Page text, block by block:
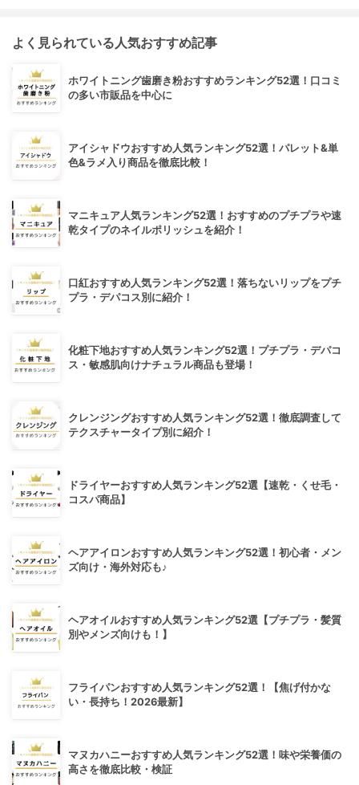
よく見られている人気おすすめ記事
ホワイトニング歯磨き粉おすすめランキング52選！口コミ
の多い市販品を中心に
アイシャドウおすすめ人気ランキング52選！パレット&単
色&ラメ入り商品を徹底比較！
マニキュア人気ランキング52選！おすすめのプチプラや速
乾タイプのネイルポリッシュを紹介！
口紅おすすめ人気ランキング52選！落ちないリップをプチ
プラ・デパコス別に紹介！
化粧下地おすすめ人気ランキング52選！プチプラ・デパコ
ス・敏感肌向けナチュラル商品も登場！
クレンジングおすすめ人気ランキング52選！徹底調査して
テクスチャータイプ別に紹介！
ドライヤーおすすめ人気ランキング52選【速乾・くせ毛・
コスパ商品】
ヘアアイロンおすすめ人気ランキング52選！初心者・メン
ズ向け・海外対応も♪
ヘアオイルおすすめ人気ランキング52選【プチプラ・髪質
別やメンズ向けも！】
フライパンおすすめ人気ランキング52選！【焦げ付かな
い・長持ち！2026最新】
マヌカハニーおすすめ人気ランキング52選！味や栄養価の
高さを徹底比較・検証